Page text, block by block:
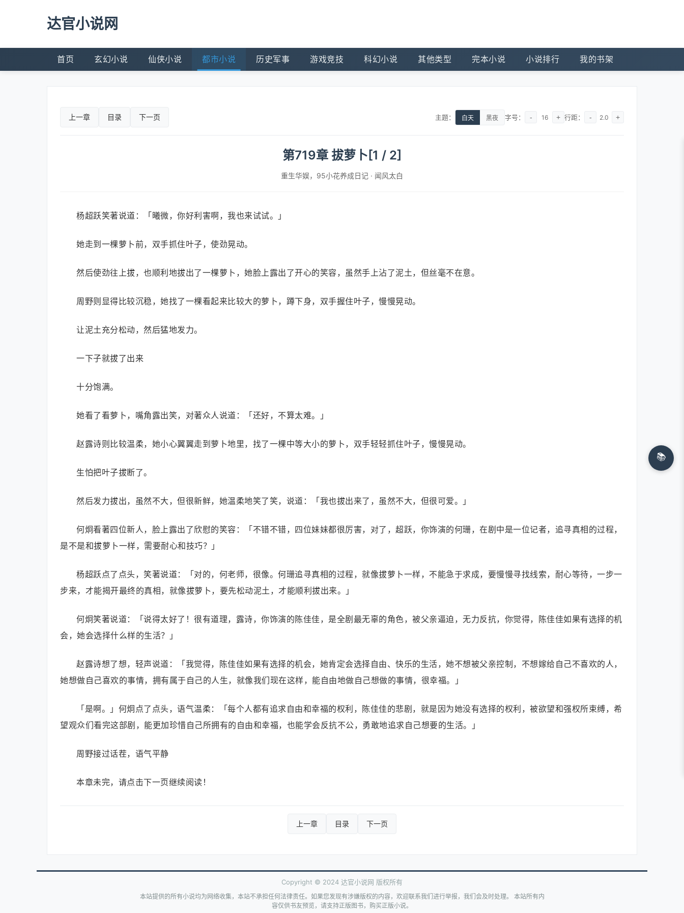
达官小说网
首页 玄幻小说 仙侠小说 都市小说 历史军事 游戏竞技 科幻小说 其他类型 完本小说 小说排行 我的书架
上一章 目录 下一页 主题： 白天 黑夜 字号： - 16 + 行距： - 2.0 +
第719章 拔萝卜[1 / 2]
重生华娱，95小花养成日记 · 闻风太白
杨超跃笑著说道：「曦微，你好利害啊，我也来试试。」
她走到一棵萝卜前，双手抓住叶子，使劲晃动。
然后使劲往上拔，也顺利地拔出了一棵萝卜，她脸上露出了开心的笑容，虽然手上沾了泥土，但丝毫不在意。
周野则显得比较沉稳，她找了一棵看起来比较大的萝卜，蹲下身，双手握住叶子，慢慢晃动。
让泥土充分松动，然后猛地发力。
一下子就拔了出来
十分饱满。
她看了看萝卜，嘴角露出笑，对著众人说道：「还好，不算太难。」
赵露诗则比较温柔，她小心翼翼走到萝卜地里，找了一棵中等大小的萝卜，双手轻轻抓住叶子，慢慢晃动。
生怕把叶子拔断了。
然后发力拔出，虽然不大，但很新鲜，她温柔地笑了笑，说道：「我也拔出来了，虽然不大，但很可爱。」
何炯看著四位新人，脸上露出了欣慰的笑容：「不错不错，四位妹妹都很厉害，对了，超跃，你饰演的何珊，在剧中是一位记者，追寻真相的过程，
是不是和拔萝卜一样，需要耐心和技巧？」
杨超跃点了点头，笑著说道：「对的，何老师，很像。何珊追寻真相的过程，就像拔萝卜一样，不能急于求成，要慢慢寻找线索，耐心等待，一步一
步来，才能揭开最终的真相，就像拔萝卜，要先松动泥土，才能顺利拔出来。」
何炯笑著说道：「说得太好了！很有道理，露诗，你饰演的陈佳佳，是全剧最无辜的角色，被父亲逼迫，无力反抗，你觉得，陈佳佳如果有选择的机
会，她会选择什么样的生活？」
赵露诗想了想，轻声说道：「我觉得，陈佳佳如果有选择的机会，她肯定会选择自由、快乐的生活，她不想被父亲控制，不想嫁给自己不喜欢的人，
她想做自己喜欢的事情，拥有属于自己的人生，就像我们现在这样，能自由地做自己想做的事情，很幸福。」
「是啊。」何炯点了点头，语气温柔：「每个人都有追求自由和幸福的权利，陈佳佳的悲剧，就是因为她没有选择的权利，被欲望和强权所束缚，希
望观众们看完这部剧，能更加珍惜自己所拥有的自由和幸福，也能学会反抗不公，勇敢地追求自己想要的生活。」
周野接过话茬，语气平静
本章未完，请点击下一页继续阅读！
上一章 目录 下一页
📚
Copyright © 2024 达官小说网 版权所有
本站提供的所有小说均为网络收集，本站不承担任何法律责任。如果您发现有涉嫌版权的内容，欢迎联系我们进行举报，我们会及时处理。 本站所有内
容仅供书友预览，请支持正版图书，购买正版小说。